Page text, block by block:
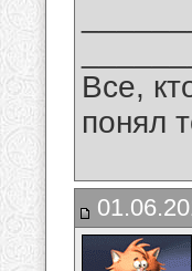
Все,
понял